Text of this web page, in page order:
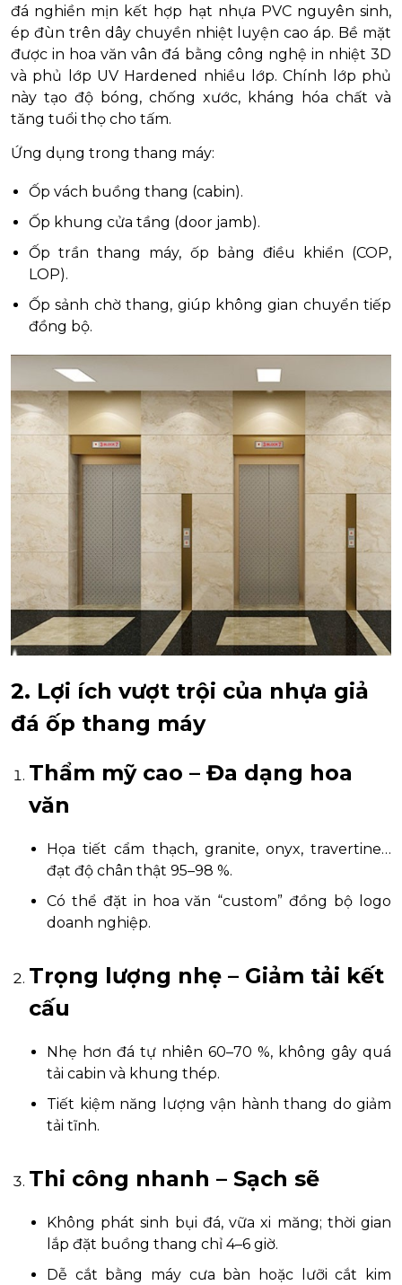
đá nghiền mịn kết hợp hạt nhựa PVC nguyên sinh,
ép đùn trên dây chuyền nhiệt luyện cao áp. Bề mặt
được in hoa văn vân đá bằng công nghệ in nhiệt 3D
và phủ lớp UV Hardened nhiều lớp. Chính lớp phủ
này tạo độ bóng, chống xước, kháng hóa chất và
tăng tuổi thọ cho tấm.
Ứng dụng trong thang máy:
Ốp vách buồng thang (cabin).
Ốp khung cửa tầng (door jamb).
Ốp trần thang máy, ốp bảng điều khiển (COP,
LOP).
Ốp sảnh chờ thang, giúp không gian chuyển tiếp
đồng bộ.
2. Lợi ích vượt trội của nhựa giả
đá ốp thang máy
Thẩm mỹ cao – Đa dạng hoa
văn
Họa tiết cẩm thạch, granite, onyx, travertine…
đạt độ chân thật 95–98 %.
Có thể đặt in hoa văn “custom” đồng bộ logo
doanh nghiệp.
Trọng lượng nhẹ – Giảm tải kết
cấu
Nhẹ hơn đá tự nhiên 60–70 %, không gây quá
tải cabin và khung thép.
Tiết kiệm năng lượng vận hành thang do giảm
tải tĩnh.
Thi công nhanh – Sạch sẽ
Không phát sinh bụi đá, vữa xi măng; thời gian
lắp đặt buồng thang chỉ 4–6 giờ.
Dễ cắt bằng máy cưa bàn hoặc lưỡi cắt kim